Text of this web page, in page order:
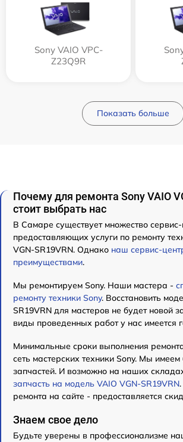
Sony VAIO VPC-
Z23Q9R
Показать больше
Почему для ремонта Sony VAIO
стоит выбрать нас
В Самаре существует множество
предоставляющих услуги по ремонту
VGN-SR19VRN. Однако наш сервис-
преимуществами.
Мы ремонтируем Sony. Наши мастера -
ремонту техники Sony. Восстановить
SR19VRN для мастеров не будет новой
виды проведенных работ у нас имеется
Минимальные сроки выполнения
сеть мастерских техники Sony. Мы имеем
запчастей. И возможно на наших
запчасть на модель VAIO VGN-SR19VRN
ремонта на сайте - предоставляется
Знаем свое дело
Будьте уверены в профессионализме